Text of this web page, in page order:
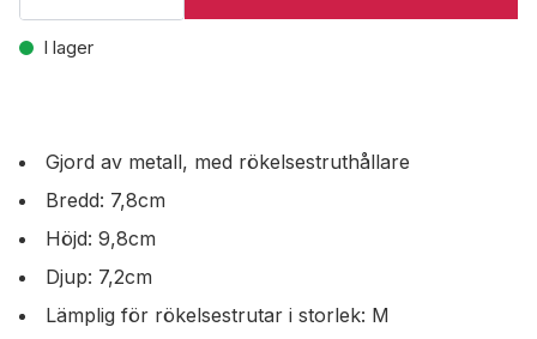
I lager
Gjord av metall, med rökelsestruthållare
Bredd: 7,8cm
Höjd: 9,8cm
Djup: 7,2cm
Lämplig för rökelsestrutar i storlek: M